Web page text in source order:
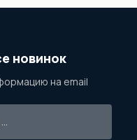
новинок
на email